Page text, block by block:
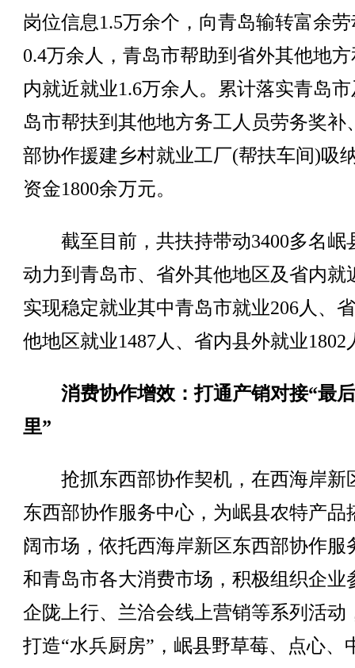
岗位信息1.5万余个，向青岛输转富余
0.4万余人，青岛市帮助到省外其他地
内就近就业1.6万余人。累计落实青岛
岛市帮扶到其他地方务工人员劳务奖补
部协作援建乡村就业工厂(帮扶车间)吸
资金1800余万元。
截至目前，共扶持带动3400多名岷
动力到青岛市、省外其他地区及省内就
实现稳定就业其中青岛市就业206人、
他地区就业1487人、省内县外就业1802
消费协作增效：打通产销对接“最
里”
抢抓东西部协作契机，在西海岸新
东西部协作服务中心，为岷县农特产品
阔市场，依托西海岸新区东西部协作服
和青岛市各大消费市场，积极组织企业
企陇上行、兰洽会线上营销等系列活动
打造“水兵厨房”，岷县野草莓、点心、